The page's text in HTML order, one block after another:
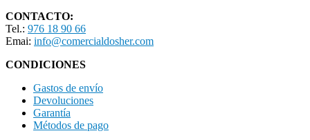
CONTACTO:
Tel.: 976 18 90 66
Emai: info@comercialdosher.com
CONDICIONES
Gastos de envío
Devoluciones
Garantía
Métodos de pago